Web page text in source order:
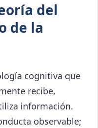
del
de la
cognitiva que
recibe,
información.
observable;